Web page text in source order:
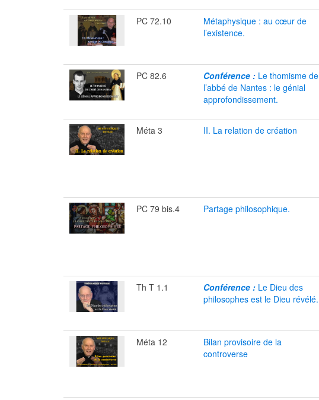
PC 72.10
Métaphysique : au cœur de
l’existence.
PC 82.6 Conférence : Le thomisme de
l’abbé de Nantes : le génial
approfondissement.
Méta 3 II. La relation de création
PC 79 bis.4 Partage philosophique.
Th T 1.1 Conférence : Le Dieu des
philosophes est le Dieu révélé.
Méta 12
Bilan provisoire de la
controverse